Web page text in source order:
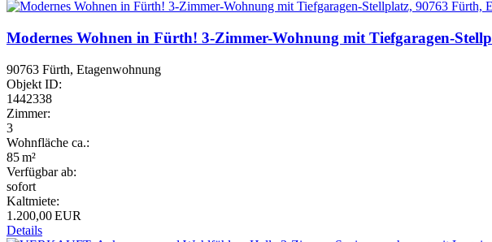
Modernes Wohnen in Fürth! 3-Zimmer-Wohnung mit Tiefgaragen-
90763 Fürth, Etagenwohnung
Objekt ID:
1442338
Zimmer:
3
Wohnfläche ca.:
85 m²
Verfügbar ab:
sofort
Kaltmiete:
1.200,00 EUR
Details